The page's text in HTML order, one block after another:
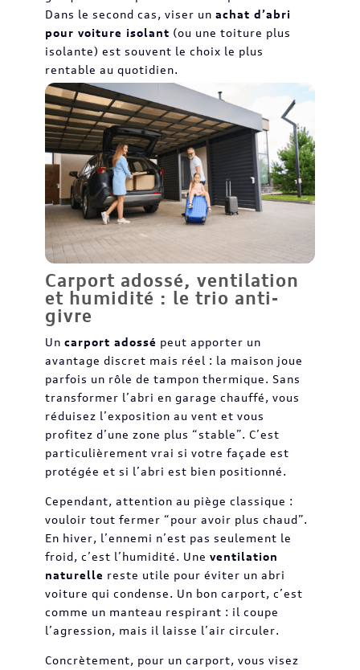
Dans le second cas, viser un achat d’abri
pour voiture isolant (ou une toiture plus
isolante) est souvent le choix le plus
rentable au quotidien.
Carport adossé, ventilation
et humidité : le trio anti-
givre
Un carport adossé peut apporter un
avantage discret mais réel : la maison joue
parfois un rôle de tampon thermique. Sans
transformer l’abri en garage chauffé, vous
réduisez l’exposition au vent et vous
profitez d’une zone plus “stable”. C’est
particulièrement vrai si votre façade est
protégée et si l’abri est bien positionné.
Cependant, attention au piège classique :
vouloir tout fermer “pour avoir plus chaud”.
En hiver, l’ennemi n’est pas seulement le
froid, c’est l’humidité. Une ventilation
naturelle reste utile pour éviter un abri
voiture qui condense. Un bon carport, c’est
comme un manteau respirant : il coupe
l’agression, mais il laisse l’air circuler.
Concrètement, pour un carport, vous visez